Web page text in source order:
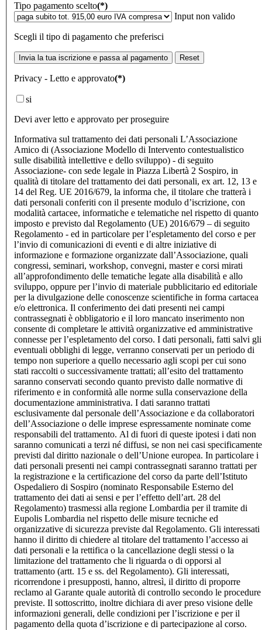
Tipo pagamento scelto(*)
Input non valido
Scegli il tipo di pagamento che preferisci
Invia la tua iscrizione e passa al pagamento Reset
Privacy - Letto e approvato(*)
si
Devi aver letto e approvato per proseguire
Informativa sul trattamento dei dati personali L’Associazione
Amico di (Associazione Modello di Intervento contestualistico
sulle disabilità intellettive e dello sviluppo) - di seguito
Associazione- con sede legale in Piazza Libertà 2 Sospiro, in
qualità di titolare del trattamento dei dati personali, ex art. 12, 13 e
14 del Reg. UE 2016/679, la informa che, il titolare che tratterà i
dati personali conferiti con il presente modulo d’iscrizione, con
modalità cartacee, informatiche e telematiche nel rispetto di quanto
imposto e previsto dal Regolamento (UE) 2016/679 – di seguito
Regolamento - ed in particolare per l’espletamento del corso e per
l’invio di comunicazioni di eventi e di altre iniziative di
informazione e formazione organizzate dall’Associazione, quali
congressi, seminari, workshop, convegni, master e corsi mirati
all’approfondimento delle tematiche legate alla disabilità e allo
sviluppo, oppure per l’invio di materiale pubblicitario ed editoriale
per la divulgazione delle conoscenze scientifiche in forma cartacea
e/o elettronica. Il conferimento dei dati presenti nei campi
contrassegnati è obbligatorio e il loro mancato inserimento non
consente di completare le attività organizzative ed amministrative
connesse per l’espletamento del corso. I dati personali, fatti salvi gli
eventuali obblighi di legge, verranno conservati per un periodo di
tempo non superiore a quello necessario agli scopi per cui sono
stati raccolti o successivamente trattati; all’esito del trattamento
saranno conservati secondo quanto previsto dalle normative di
riferimento e in conformità alle norme sulla conservazione della
documentazione amministrativa. I dati saranno trattati
esclusivamente dal personale dell’Associazione e da collaboratori
dell’Associazione o delle imprese espressamente nominate come
responsabili del trattamento. Al di fuori di queste ipotesi i dati non
saranno comunicati a terzi né diffusi, se non nei casi specificamente
previsti dal diritto nazionale o dell’Unione europea. In particolare i
dati personali presenti nei campi contrassegnati saranno trattati per
la registrazione e la certificazione del corso da parte dell’Istituto
Ospedaliero di Sospiro (nominato Responsabile Esterno del
trattamento dei dati ai sensi e per l’effetto dell’art. 28 del
Regolamento) trasmessi alla regione Lombardia per il tramite di
Eupolis Lombardia nel rispetto delle misure tecniche ed
organizzative di sicurezza previste dal Regolamento. Gli interessati
hanno il diritto di chiedere al titolare del trattamento l’accesso ai
dati personali e la rettifica o la cancellazione degli stessi o la
limitazione del trattamento che li riguarda o di opporsi al
trattamento (artt. 15 e ss. del Regolamento). Gli interessati,
ricorrendone i presupposti, hanno, altresì, il diritto di proporre
reclamo al Garante quale autorità di controllo secondo le procedure
previste. Il sottoscritto, inoltre dichiara di aver preso visione delle
informazioni generali, delle condizioni per l’iscrizione e per il
pagamento della quota d’iscrizione e di partecipazione al corso.